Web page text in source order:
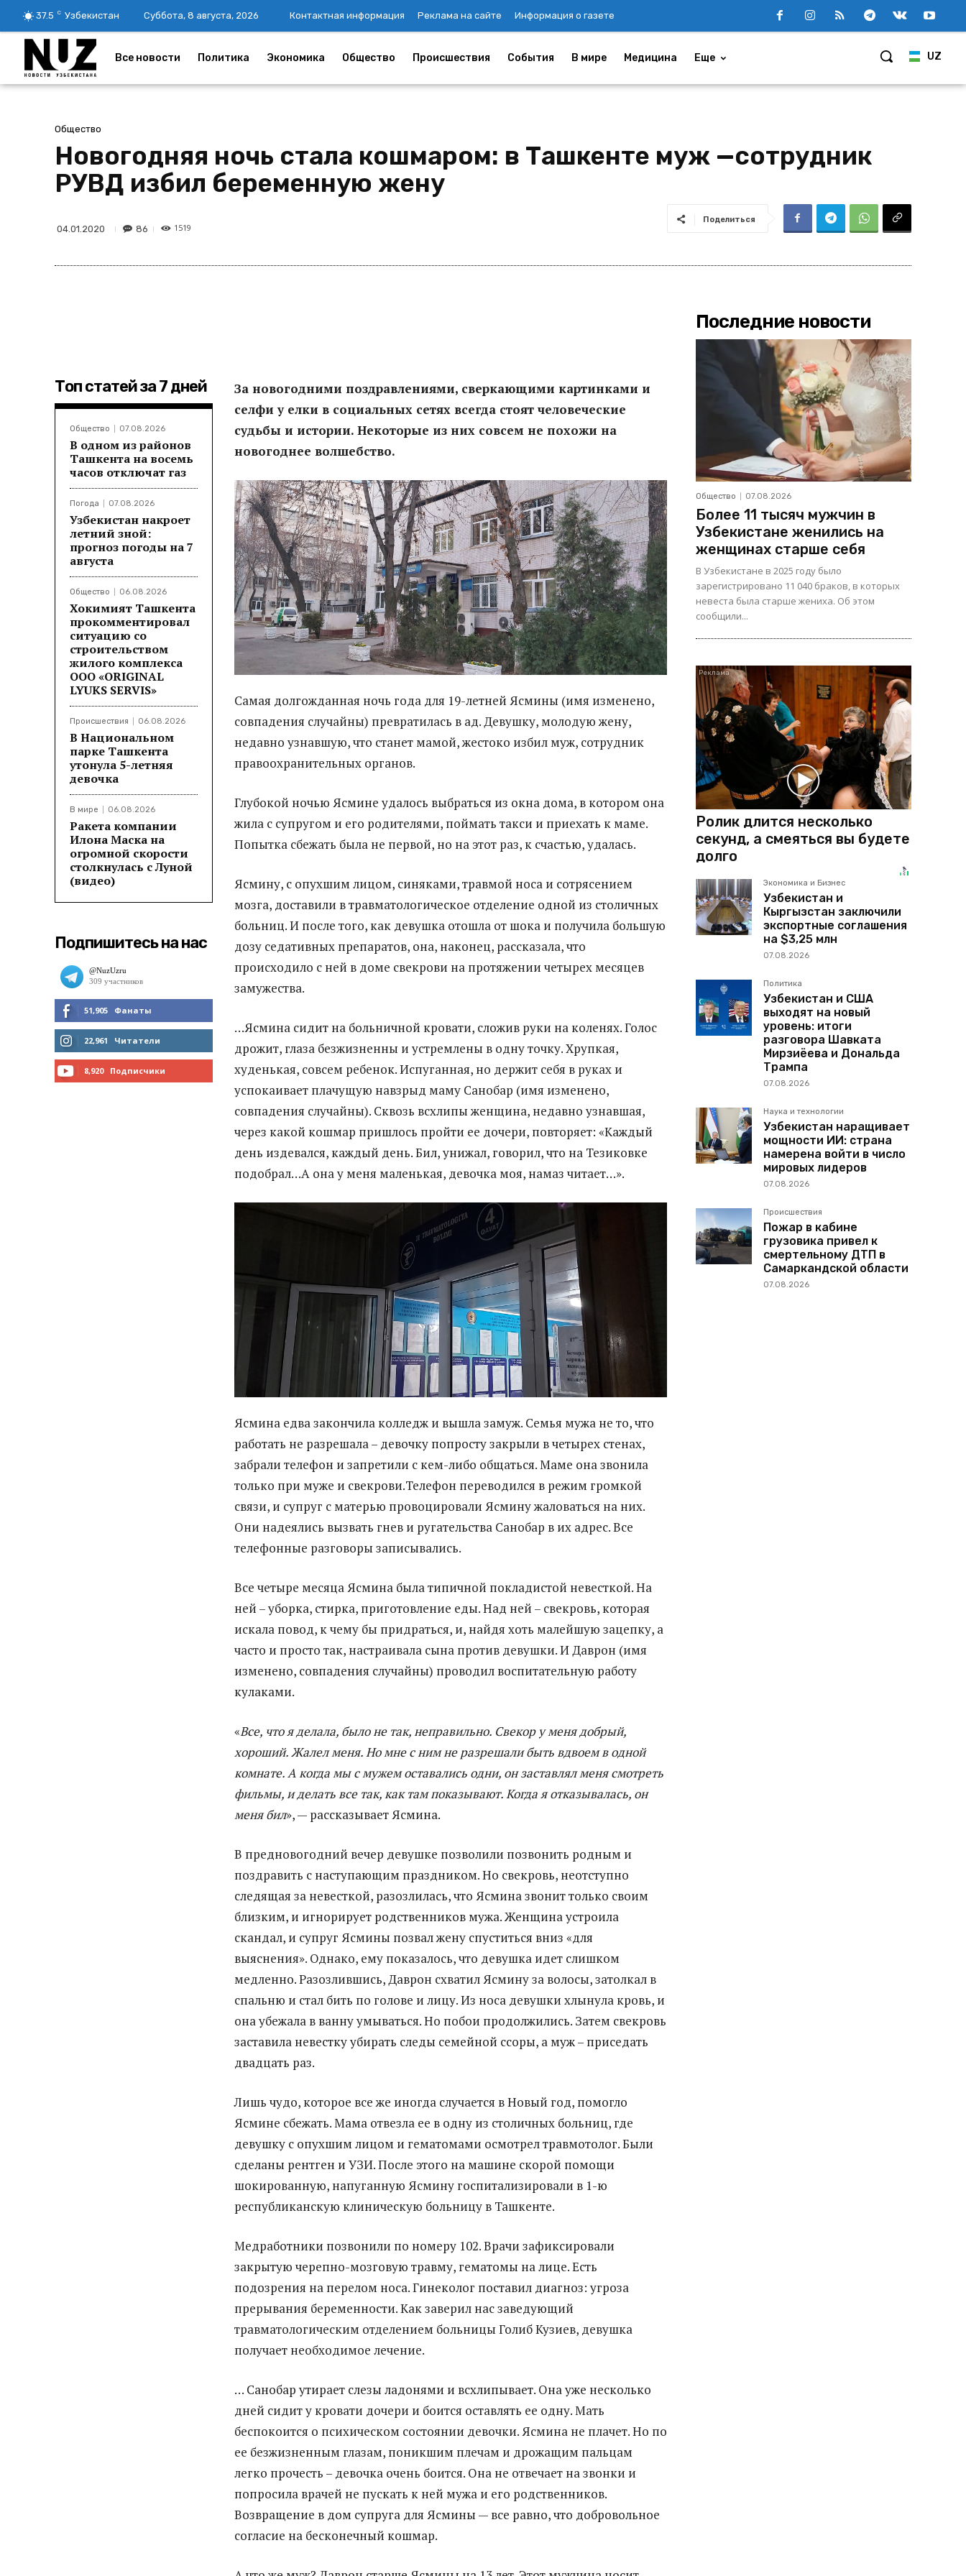
37.5 C Узбекистан Суббота, 8 августа, 2026 Контактная информация Реклама на сайте Информация о газете
UZ
Все новости Политика Экономика Общество Происшествия События В мире Медицина Еще
Общество
Новогодняя ночь стала кошмаром: в Ташкенте муж —сотрудник
РУВД избил беременную жену
04.01.2020 86 1519
Поделиться
Топ статей за 7 дней
Общество 07.08.2026
В одном из районов
Ташкента на восемь
часов отключат газ
Погода 07.08.2026
Узбекистан накроет
летний зной:
прогноз погоды на 7
августа
Общество 06.08.2026
Хокимият Ташкента
прокомментировал
ситуацию со
строительством
жилого комплекса
ООО «ORIGINAL
LYUKS SERVIS»
Происшествия 06.08.2026
В Национальном
парке Ташкента
утонула 5-летняя
девочка
В мире 06.08.2026
Ракета компании
Илона Маска на
огромной скорости
столкнулась с Луной
(видео)
Подпишитесь на нас
51,905 Фанаты
МНЕ НРАВИТСЯ
22,961 Читатели
8,920 Подписчики
За новогодними поздравлениями, сверкающими картинками и
селфи у елки в социальных сетях всегда стоят человеческие
судьбы и истории. Некоторые из них совсем не похожи на
новогоднее волшебство.
Самая долгожданная ночь года для 19-летней Ясмины (имя изменено,
совпадения случайны) превратилась в ад. Девушку, молодую жену,
недавно узнавшую, что станет мамой, жестоко избил муж, сотрудник
правоохранительных органов.
Глубокой ночью Ясмине удалось выбраться из окна дома, в котором она
жила с супругом и его родителями, поймать такси и приехать к маме.
Попытка сбежать была не первой, но на этот раз, к счастью, удалась.
Ясмину, с опухшим лицом, синяками, травмой носа и сотрясением
мозга, доставили в травматологическое отделение одной из столичных
больниц. И после того, как девушка отошла от шока и получила большую
дозу седативных препаратов, она, наконец, рассказала, что
происходило с ней в доме свекрови на протяжении четырех месяцев
замужества.
…Ясмина сидит на больничной кровати, сложив руки на коленях. Голос
дрожит, глаза безжизненны и устремлены в одну точку. Хрупкая,
худенькая, совсем ребенок. Испуганная, но держит себя в руках и
успокаивает плачущую навзрыд маму Санобар (имя изменено,
совпадения случайны). Сквозь всхлипы женщина, недавно узнавшая,
через какой кошмар пришлось пройти ее дочери, повторяет: «Каждый
день издевался, каждый день. Бил, унижал, говорил, что на Тезиковке
подобрал…А она у меня маленькая, девочка моя, намаз читает…».
Ясмина едва закончила колледж и вышла замуж. Семья мужа не то, что
работать не разрешала – девочку попросту закрыли в четырех стенах,
забрали телефон и запретили с кем-либо общаться. Маме она звонила
только при муже и свекрови.Телефон переводился в режим громкой
связи, и супруг с матерью провоцировали Ясмину жаловаться на них.
Они надеялись вызвать гнев и ругательства Санобар в их адрес. Все
телефонные разговоры записывались.
Все четыре месяца Ясмина была типичной покладистой невесткой. На
ней – уборка, стирка, приготовление еды. Над ней – свекровь, которая
искала повод, к чему бы придраться, и, найдя хоть малейшую зацепку, а
часто и просто так, настраивала сына против девушки. И Даврон (имя
изменено, совпадения случайны) проводил воспитательную работу
кулаками.
«Все, что я делала, было не так, неправильно. Свекор у меня добрый,
хороший. Жалел меня. Но мне с ним не разрешали быть вдвоем в одной
комнате. А когда мы с мужем оставались одни, он заставлял меня смотреть
фильмы, и делать все так, как там показывают. Когда я отказывалась, он
меня бил», — рассказывает Ясмина.
В предновогодний вечер девушке позволили позвонить родным и
поздравить с наступающим праздником. Но свекровь, неотступно
следящая за невесткой, разозлилась, что Ясмина звонит только своим
близким, и игнорирует родственников мужа. Женщина устроила
скандал, и супруг Ясмины позвал жену спуститься вниз «для
выяснения». Однако, ему показалось, что девушка идет слишком
медленно. Разозлившись, Даврон схватил Ясмину за волосы, затолкал в
спальню и стал бить по голове и лицу. Из носа девушки хлынула кровь, и
она убежала в ванну умываться. Но побои продолжились. Затем свекровь
заставила невестку убирать следы семейной ссоры, а муж – приседать
двадцать раз.
Лишь чудо, которое все же иногда случается в Новый год, помогло
Ясмине сбежать. Мама отвезла ее в одну из столичных больниц, где
девушку с опухшим лицом и гематомами осмотрел травмотолог. Были
сделаны рентген и УЗИ. После этого на машине скорой помощи
шокированную, напуганную Ясмину госпитализировали в 1-ю
республиканскую клиническую больницу в Ташкенте.
Медработники позвонили по номеру 102. Врачи зафиксировали
закрытую черепно-мозговую травму, гематомы на лице. Есть
подозрения на перелом носа. Гинеколог поставил диагноз: угроза
прерывания беременности. Как заверил нас заведующий
травматологическим отделением больницы Голиб Кузиев, девушка
получает необходимое лечение.
… Санобар утирает слезы ладонями и всхлипывает. Она уже несколько
дней сидит у кровати дочери и боится оставлять ее одну. Мать
беспокоится о психическом состоянии девочки. Ясмина не плачет. Но по
ее безжизненным глазам, поникшим плечам и дрожащим пальцам
легко прочесть – девочка очень боится. Она не отвечает на звонки и
попросила врачей не пускать к ней мужа и его родственников.
Возвращение в дом супруга для Ясмины — все равно, что добровольное
согласие на бесконечный кошмар.
Последние новости
Общество 07.08.2026
Более 11 тысяч мужчин в
Узбекистане женились на
женщинах старше себя
В Узбекистане в 2025 году было
зарегистрировано 11 040 браков, в которых
невеста была старше жениха. Об этом
сообщили...
Ролик длится несколько
секунд, а смеяться вы будете
долго
Экономика и Бизнес
Узбекистан и
Кыргызстан заключили
экспортные соглашения
на $3,25 млн
07.08.2026
Политика
Узбекистан и США
выходят на новый
уровень: итоги
разговора Шавката
Мирзиёева и Дональда
Трампа
07.08.2026
Наука и технологии
Узбекистан наращивает
мощности ИИ: страна
намерена войти в число
мировых лидеров
07.08.2026
Происшествия
Пожар в кабине
грузовика привел к
смертельному ДТП в
Самаркандской области
07.08.2026